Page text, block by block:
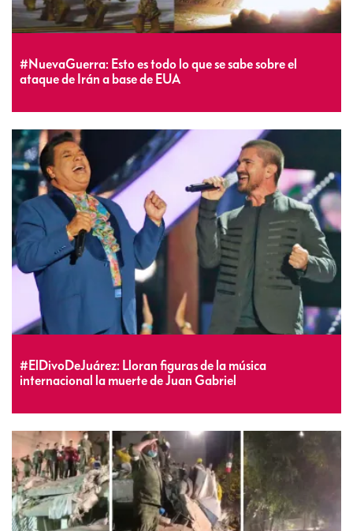
#NuevaGuerra: Esto es todo lo que se sabe sobre el
ataque de Irán a base de EUA
#ElDivoDeJuárez: Lloran figuras de la música
internacional la muerte de Juan Gabriel